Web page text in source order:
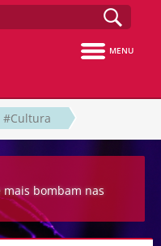
MENU
#Cultura
bombam nas